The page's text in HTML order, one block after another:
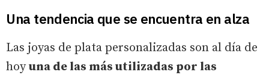
Una tendencia que se encuentra en alza
Las joyas de plata personalizadas son al día de
hoyuna de las más utilizadas por las